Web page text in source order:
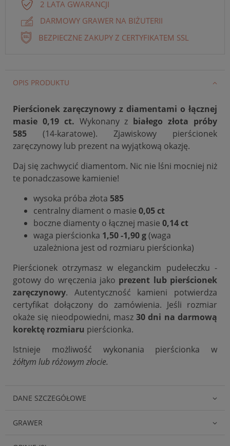
2 LATA GWARANCJI
DARMOWY GRAWER NA BIŻUTERII
BEZPIECZNE ZAKUPY Z CERTYFIKATEM SSL
OPIS PRODUKTU
Pierścionek zaręczynowy z diamentami o łącznej
masie 0,19 ct. Wykonany z białegozłota próby
585
(14-karatowe). Zjawiskowy pierścionek
zaręczynowy lub prezent na wyjątkową okazję.
Daj się zachwycić diamentom. Nic nie lśni mocniej niż
te ponadczasowe kamienie!
wysoka próba złota 585
centralny diament o masie 0,05 ct
boczne diamenty o łącznej masie 0,14 ct
waga pierścionka 1,50 -1,90 g(waga
uzależniona jest od rozmiaru pierścionka)
Pierścionek otrzymasz w eleganckim pudełeczku -
gotowy do wręczenia jako prezent lub pierścionek
zaręczynowy. Autentyczność kamieni potwierdza
certyfikat dołączony do zamówienia. Jeśli rozmiar
okaże się nieodpowiedni, masz30 dni na darmową
korektę rozmiaru pierścionka.
Istnieje możliwość wykonania pierścionka w
żółtym lub różowym złocie.
DANE SZCZEGÓŁOWE
GRAWER